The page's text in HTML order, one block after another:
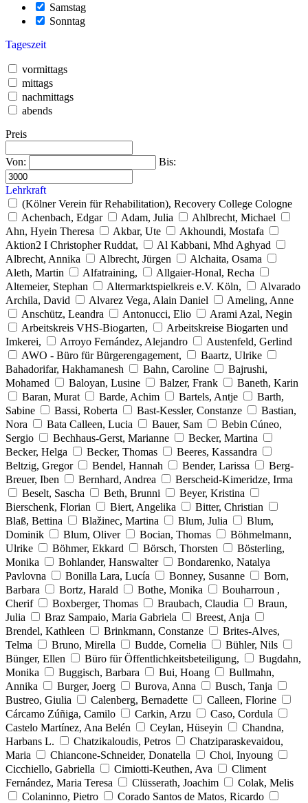
Samstag
Sonntag
Tageszeit
vormittags
mittags
nachmittags
abends
Preis
Von: Bis:
Lehrkraft
(Kölner Verein für Rehabilitation), Recovery College Cologne
Achenbach, Edgar
Adam, Julia
Ahlbrecht, Michael
Ahn, Hyein Theresa
Akbar, Ute
Akhoundi, Mostafa
Aktion2 I Christopher Ruddat,
Al Kabbani, Mhd Aghyad
Albrecht, Annika
Albrecht, Jürgen
Alchaita, Osama
Aleth, Martin
Alfatraining,
Allgaier-Honal, Recha
Altemeier, Stephan
Altermarktspielkreis e.V. Köln,
Alvarado
Archila, David
Alvarez Vega, Alain Daniel
Ameling, Anne
Anschütz, Leandra
Antonucci, Elio
Arami Azal, Negin
Arbeitskreis VHS-Biogarten,
Arbeitskreise Biogarten und
Imkerei,
Arroyo Fernández, Alejandro
Austenfeld, Gerlind
AWO - Büro für Bürgerengagement,
Baartz, Ulrike
Bahadorifar, Hakhamanesh
Bahn, Caroline
Bajrushi,
Mohamed
Baloyan, Lusine Balzer, Frank
Baneth, Karin
Baran, Murat
Barde, Achim Bartels, Antje
Barth,
Sabine
Bassi, Roberta Bast-Kessler, Constanze
Bastian,
Nora
Bata Calleen, Lucia Bauer, Sam
Bebin Cúneo,
Sergio
Bechhaus-Gerst, Marianne
Becker, Martina
Becker, Helga
Becker, Thomas
Beeres, Kassandra
Beltzig, Gregor
Bendel, Hannah Bender, Larissa
Berg-
Breuer, Iben
Bernhard, Andrea
Berscheid-Kimeridze, Irma
Beselt, Sascha
Beth, Brunni
Beyer, Kristina
Bierschenk, Florian
Biert, Angelika
Bitter, Christian
Blaß, Bettina
Blažinec, Martina Blum, Julia
Blum,
Dominik
Blum, Oliver Bocian, Thomas
Böhmelmann,
Ulrike
Böhmer, Ekkard Börsch, Thorsten
Bösterling,
Monika
Bohlander, Hanswalter
Bondarenko, Natalya
Pavlovna
Bonilla Lara, Lucía Bonney, Susanne
Born,
Barbara
Bortz, Harald Bothe, Monika
Bouharroun ,
Cherif
Boxberger, Thomas Braubach, Claudia
Braun,
Julia
Braz Sampaio, Maria Gabriela
Breest, Anja
Brendel, Kathleen
Brinkmann, Constanze
Brites-Alves,
Telma
Bruno, Mirella Budde, Cornelia
Bühler, Nils
Bünger, Ellen
Büro für Öffentlichkeitsbeteiligung,
Bugdahn,
Monika
Buggisch, Barbara Bui, Hoang
Bullmahn,
Annika
Burger, Joerg Burova, Anna
Busch, Tanja
Bustreo, Giulia
Calenberg, Bernadette
Calleen, Florine
Cárcamo Zúñiga, Camilo
Carkin, Arzu
Caso, Cordula
Castelo Martínez, Ana Belén
Ceylan, Hüseyin
Chandna,
Harbans L.
Chatzikaloudis, Petros
Chatziparaskevaidou,
Maria
Chiancone-Schneider, Donatella
Choi, Inyoung
Cicchiello, Gabriella
Cimiotti-Keuthen, Ava
Climent
Fernández, Maria Teresa
Clüsserath, Joachim
Colak, Melis
Colaninno, Pietro
Corado Santos de Matos, Ricardo